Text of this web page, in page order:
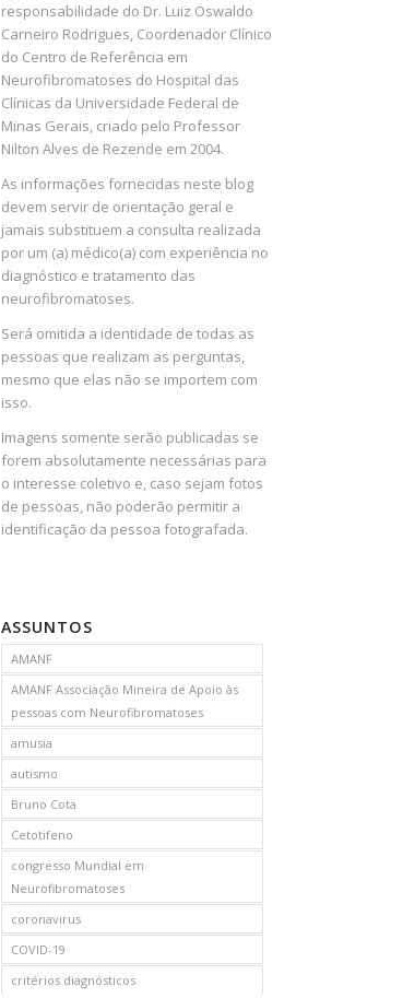
responsabilidade do Dr. Luiz Oswaldo
Carneiro Rodrigues, Coordenador Clínico
do Centro de Referência em
Neurofibromatoses do Hospital das
Clínicas da Universidade Federal de
Minas Gerais, criado pelo Professor
Nilton Alves de Rezende em 2004.
As informações fornecidas neste blog
devem servir de orientação geral e
jamais substituem a consulta realizada
por um (a) médico(a) com experiência no
diagnóstico e tratamento das
neurofibromatoses.
Será omitida a identidade de todas as
pessoas que realizam as perguntas,
mesmo que elas não se importem com
isso.
Imagens somente serão publicadas se
forem absolutamente necessárias para
o interesse coletivo e, caso sejam fotos
de pessoas, não poderão permitir a
identificação da pessoa fotografada.
ASSUNTOS
AMANF
AMANF Associação Mineira de Apoio às
pessoas com Neurofibromatoses
amusia
autismo
Bruno Cota
Cetotifeno
congresso Mundial em
Neurofibromatoses
coronavirus
COVID-19
critérios diagnósticos